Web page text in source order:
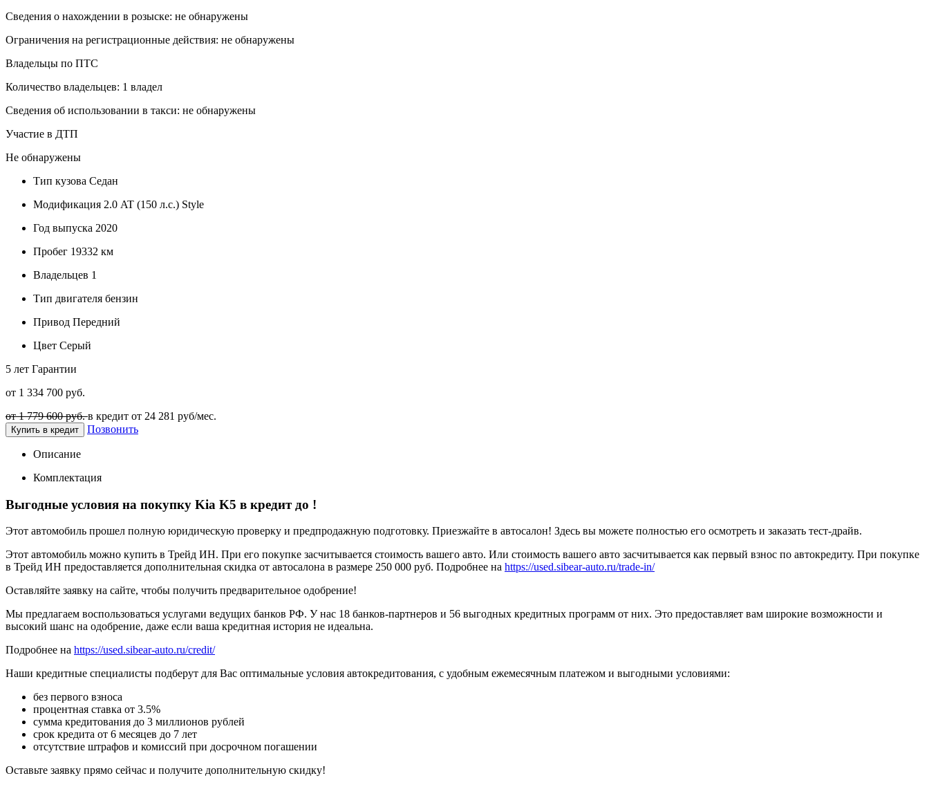
Сведения о нахождении в розыске: не обнаружены
Ограничения на регистрационные действия: не обнаружены
Владельцы по ПТС
Количество владельцев: 1 владел
Сведения об использовании в такси: не обнаружены
Участие в ДТП
Не обнаружены
Тип кузова Седан
Модификация 2.0 AT (150 л.с.) Style
Год выпуска 2020
Пробег 19332 км
Владельцев 1
Тип двигателя бензин
Привод Передний
Цвет Серый
5 лет Гарантии
от 1 334 700 руб.
от 1 779 600 руб.в кредит от 24 281 руб/мес.
Купить в кредит Позвонить
Описание
Комплектация
Выгодные условия на покупку Kia K5 в кредит до !
Этот автомобиль прошел полную юридическую проверку и предпродажную подготовку. Приезжайте в автосалон! Здесь вы можете полностью его осмотреть и заказать тест-драйв.
Этот автомобиль можно купить в Трейд ИН. При его покупке засчитывается стоимость вашего авто. Или стоимость вашего авто засчитывается как первый взнос по автокредиту. При покупке
в Трейд ИН предоставляется дополнительная скидка от автосалона в размере 250 000 руб. Подробнее на https://used.sibear-auto.ru/trade-in/
Оставляйте заявку на сайте, чтобы получить предварительное одобрение!
Мы предлагаем воспользоваться услугами ведущих банков РФ. У нас 18 банков-партнеров и 56 выгодных кредитных программ от них. Это предоставляет вам широкие возможности и
высокий шанс на одобрение, даже если ваша кредитная история не идеальна.
Подробнее на https://used.sibear-auto.ru/credit/
Наши кредитные специалисты подберут для Вас оптимальные условия автокредитования, с удобным ежемесячным платежом и выгодными условиями:
без первого взноса
процентная ставка от 3.5%
сумма кредитования до 3 миллионов рублей
срок кредита от 6 месяцев до 7 лет
отсутствие штрафов и комиссий при досрочном погашении
Оставьте заявку прямо сейчас и получите дополнительную скидку!